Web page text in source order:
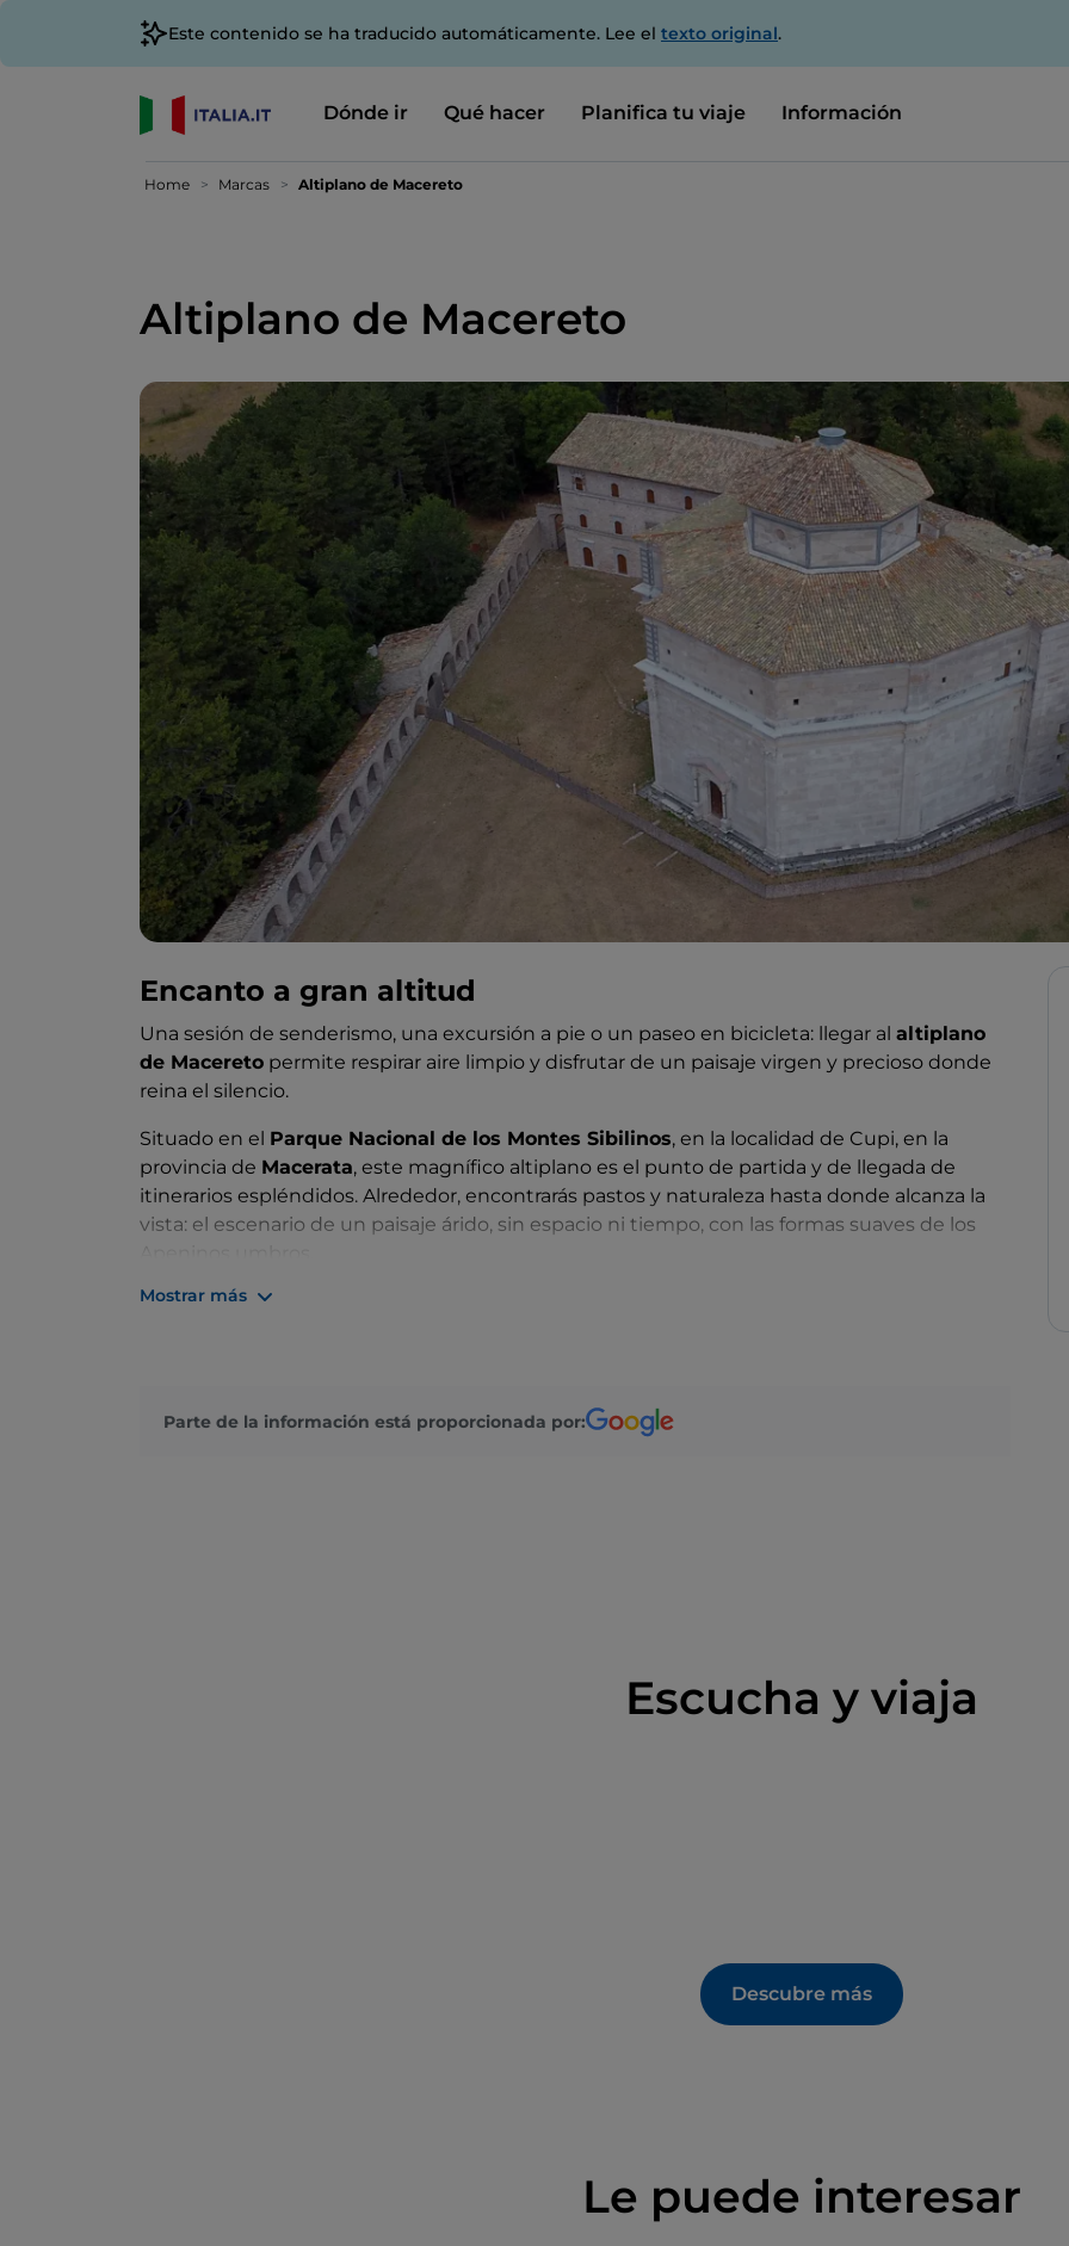
Este contenido se ha traducido automáticamente. Lee el texto original.
Dónde ir Qué hacer Planifica tu viaje Información
Home Marcas Altiplano de Macereto
Altiplano de Macereto
Encanto a gran altitud
Una sesión de senderismo, una excursión a pie o un paseo en bicicleta: llegar al altiplano
de Macereto permite respirar aire limpio y disfrutar de un paisaje virgen y precioso donde
reina el silencio.
Situado en el Parque Nacional de los Montes Sibilinos, en la localidad de Cupi, en la
provincia de Macerata, este magnífico altiplano es el punto de partida y de llegada de
itinerarios espléndidos. Alrededor, encontrarás pastos y naturaleza hasta donde alcanza la
vista: el escenario de un paisaje árido, sin espacio ni tiempo, con las formas suaves de los
Al llegar a este oasis natural, es obligatorio hacer una parada en el espléndido
Mostrar más
Parte de la información está proporcionada por:
Escucha y viaja
Descubre más
Le puede interesar